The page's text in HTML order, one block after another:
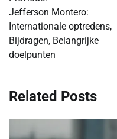
navigation
Jefferson Montero:
Internationale optredens,
Bijdragen, Belangrijke
doelpunten
Related Posts